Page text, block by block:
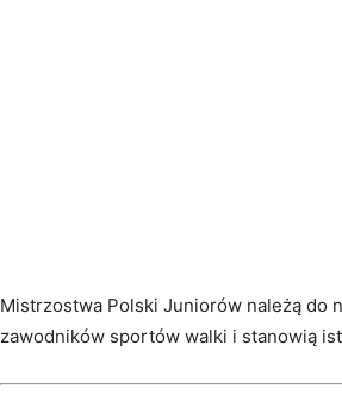
Mistrzostwa Polski Juniorów należą do
zawodników sportów walki i stanowią